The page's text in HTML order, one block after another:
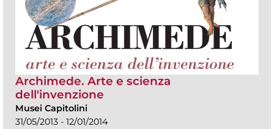
Archimede. Arte e scienza
dell'invenzione
Musei Capitolini
31/05/2013 - 12/01/2014